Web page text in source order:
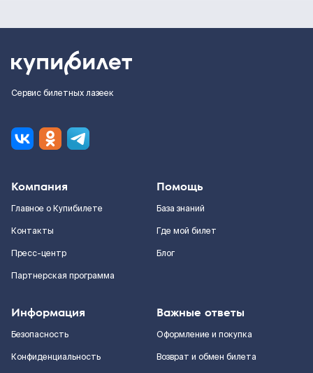
Сервис билетных лазеек
Компания
Главное о Купибилете
Контакты
Пресс-центр
Партнерская программа
Помощь
База знаний
Где мой билет
Блог
Информация
Безопасность
Конфиденциальность
Важные ответы
Оформление и покупка
Возврат и обмен билета